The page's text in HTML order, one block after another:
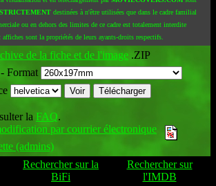
STRICTEMENTdestinées à n'être utilisées que dans le cadre familial
ou en dehors des limites de ce cadre est totalement interdite
affiches sont la propriétés de leurs ayants-droits respectifs.
de la fiche et de l'image .ZIP
Format
la FAQ.
par courrier électronique
(admins)
Rechercher sur la
BiFi
Rechercher sur
l'IMDB